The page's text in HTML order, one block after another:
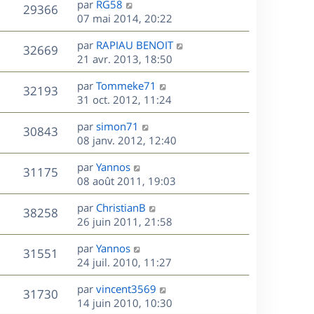
g
e
s
a
g
e
m
e
s
s
a
g
e
e
s
n
i
e
r
m
e
s
s
a
g
e
29366V
u
s
D
e
r
n
i
e
r
m
e
s
s
a
g
e
par RG58
07 mai 2014, 20:22
32669V
u
e
s
D
e
r
n
i
e
r
m
e
s
s
a
g
e
par RAPIAU BENOIT
21 avr. 2013, 18:50
32193V
u
e
D
e
r
n
i
e
r
m
e
s
s
a
g
e
par Tommeke71
31 oct. 2012, 11:24
30843V
u
s
D
e
r
n
i
e
r
m
e
s
s
a
g
e
par simon71
08 janv. 2012, 12:40
31175V
u
e
D
e
r
n
i
e
r
m
e
s
s
par Yannos
08 août 2011, 19:03
38258V
u
s
D
e
r
n
i
e
r
m
par ChristianB
26 juin 2011, 21:58
31551
u
D
e
r
n
i
par Yannos
24 juil. 2010, 11:27
31730V
D
e
par vincent3569
14 juin 2010, 10:30